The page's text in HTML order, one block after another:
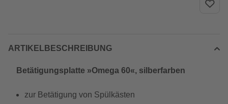
ARTIKELBESCHREIBUNG
Betätigungsplatte »Omega 60«, silberfarben
zur Betätigung von Spülkästen